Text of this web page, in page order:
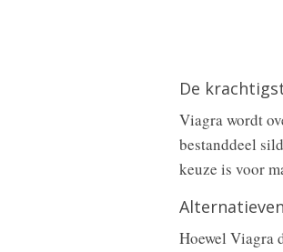
De
Viagra wordt
bestanddeel
keuze is voor
Hoewel Viagra